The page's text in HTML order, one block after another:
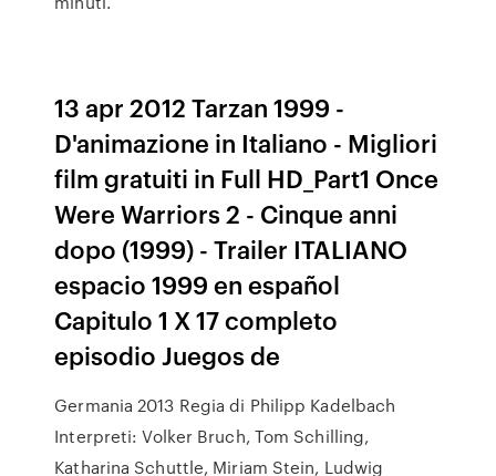
13 apr 2012 Tarzan 1999 -
D'animazione in Italiano - Migliori
film gratuiti in Full HD_Part1 Once
Were Warriors 2 - Cinque anni
dopo (1999) - Trailer ITALIANO
espacio 1999 en español
Capitulo 1 X 17 completo
episodio Juegos de
Germania 2013 Regia di Philipp Kadelbach
Interpreti: Volker Bruch, Tom Schilling,
Katharina Schuttle, Miriam Stein, Ludwig